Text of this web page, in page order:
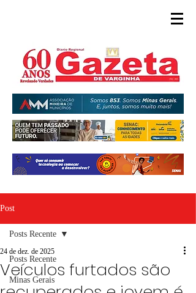
Post
Posts Recente
Minas Gerais
Posts Recente
Veículos furtados são
24 de dez. de 2025